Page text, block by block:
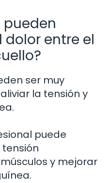
pueden
entre el
ser muy
la tensión y
puede
y mejorar